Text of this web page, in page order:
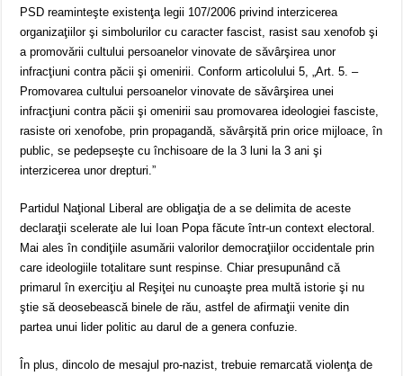
PSD reaminteşte existenţa legii 107/2006 privind interzicerea
organizaţiilor şi simbolurilor cu caracter fascist, rasist sau xenofob şi
a promovării cultului persoanelor vinovate de săvârşirea unor
infracţiuni contra păcii şi omenirii. Conform articolului 5, „Art. 5. –
Promovarea cultului persoanelor vinovate de săvârşirea unei
infracţiuni contra păcii şi omenirii sau promovarea ideologiei fasciste,
rasiste ori xenofobe, prin propagandă, săvârşită prin orice mijloace, în
public, se pedepseşte cu închisoare de la 3 luni la 3 ani şi
interzicerea unor drepturi.”
Partidul Naţional Liberal are obligaţia de a se delimita de aceste
declaraţii scelerate ale lui Ioan Popa făcute într-un context electoral.
Mai ales în condiţiile asumării valorilor democraţiilor occidentale prin
care ideologiile totalitare sunt respinse. Chiar presupunând că
primarul în exerciţiu al Reşiţei nu cunoaşte prea multă istorie şi nu
ştie să deosebească binele de rău, astfel de afirmaţii venite din
partea unui lider politic au darul de a genera confuzie.
În plus, dincolo de mesajul pro-nazist, trebuie remarcată violenţa de